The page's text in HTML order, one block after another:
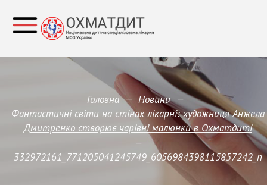
Головна — Новини —
Фантастичні світи на стінах лікарні: художниця Анжела
Дмитренко створює чарівні малюнки в Охматдиті
—
332972161_771205041245749_6056984398115857242_n